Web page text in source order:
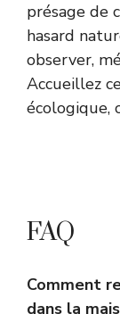
présage de
hasard
observer,
Accueillez
écologique,
FAQ
Comment
dans la